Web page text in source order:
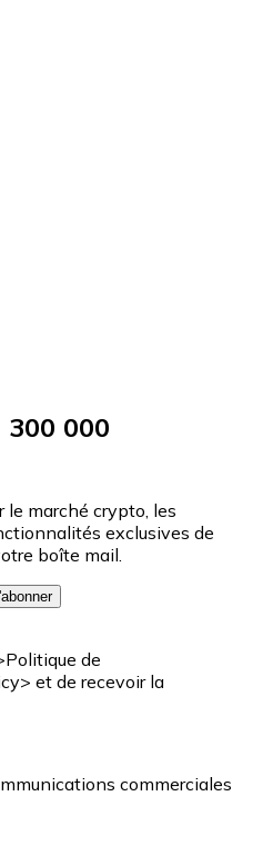
000
le marché crypto, les
exclusives de
boîte mail.
de
et de recevoir la
commerciales